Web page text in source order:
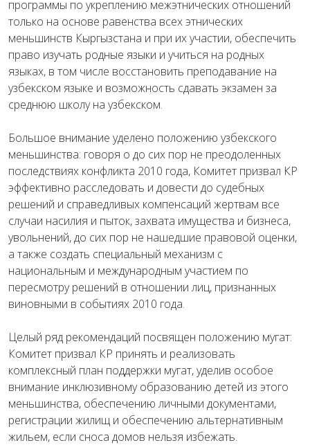
программы по укреплению межэтнических отношений
только на основе равенства всех этнических
меньшинств Кыргызстана и при их участии, обеспечить
право изучать родные языки и учиться на родных
языках, в том числе восстановить преподавание на
узбекском языке и возможность сдавать экзамен за
среднюю школу на узбекском.
Большое внимание уделено положению узбекского
меньшинства: говоря о до сих пор не преодоленных
последствиях конфликта 2010 года, Комитет призвал КР
эффективно расследовать и довести до судебных
решений и справедливых компенсаций жертвам все
случаи насилия и пыток, захвата имущества и бизнеса,
увольнений, до сих пор не нашедшие правовой оценки,
а также создать специальный механизм с
национальным и международным участием по
пересмотру решений в отношении лиц, признанных
виновными в событиях 2010 года.
Целый ряд рекомендаций посвящен положению мугат:
Комитет призвал КР принять и реализовать
комплексный план поддержки мугат, уделив особое
внимание инклюзивному образованию детей из этого
меньшинства, обеспечению личными документами,
регистрации жилищ и обеспечению альтернативным
жильем, если сноса домов нельзя избежать.